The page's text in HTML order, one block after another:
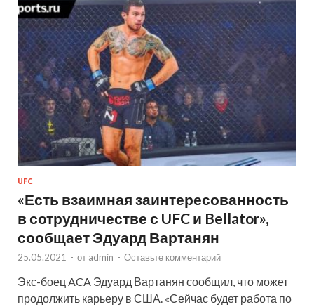
UFC
«Есть взаимная заинтересованность
в сотрудничестве с UFC и Bellator»,
сообщает Эдуард Вартанян
25.05.2021 - от admin - Оставьте комментарий
Экс-боец ACA Эдуард Вартанян сообщил, что может
продолжить карьеру в США. «Сейчас будет работа по